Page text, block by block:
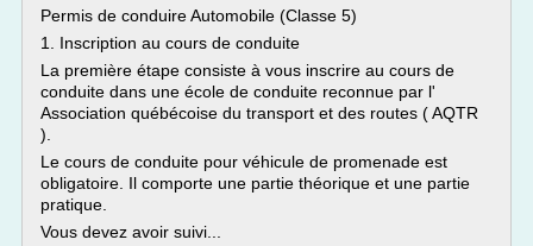
Permis de conduire Automobile (Classe 5)
1. Inscription au cours de conduite
La première étape consiste à vous inscrire au cours de
conduite dans une école de conduite reconnue par l'
Association québécoise du transport et des routes ( AQTR
).
Le cours de conduite pour véhicule de promenade est
obligatoire. Il comporte une partie théorique et une partie
pratique.
Vous devez avoir suivi...